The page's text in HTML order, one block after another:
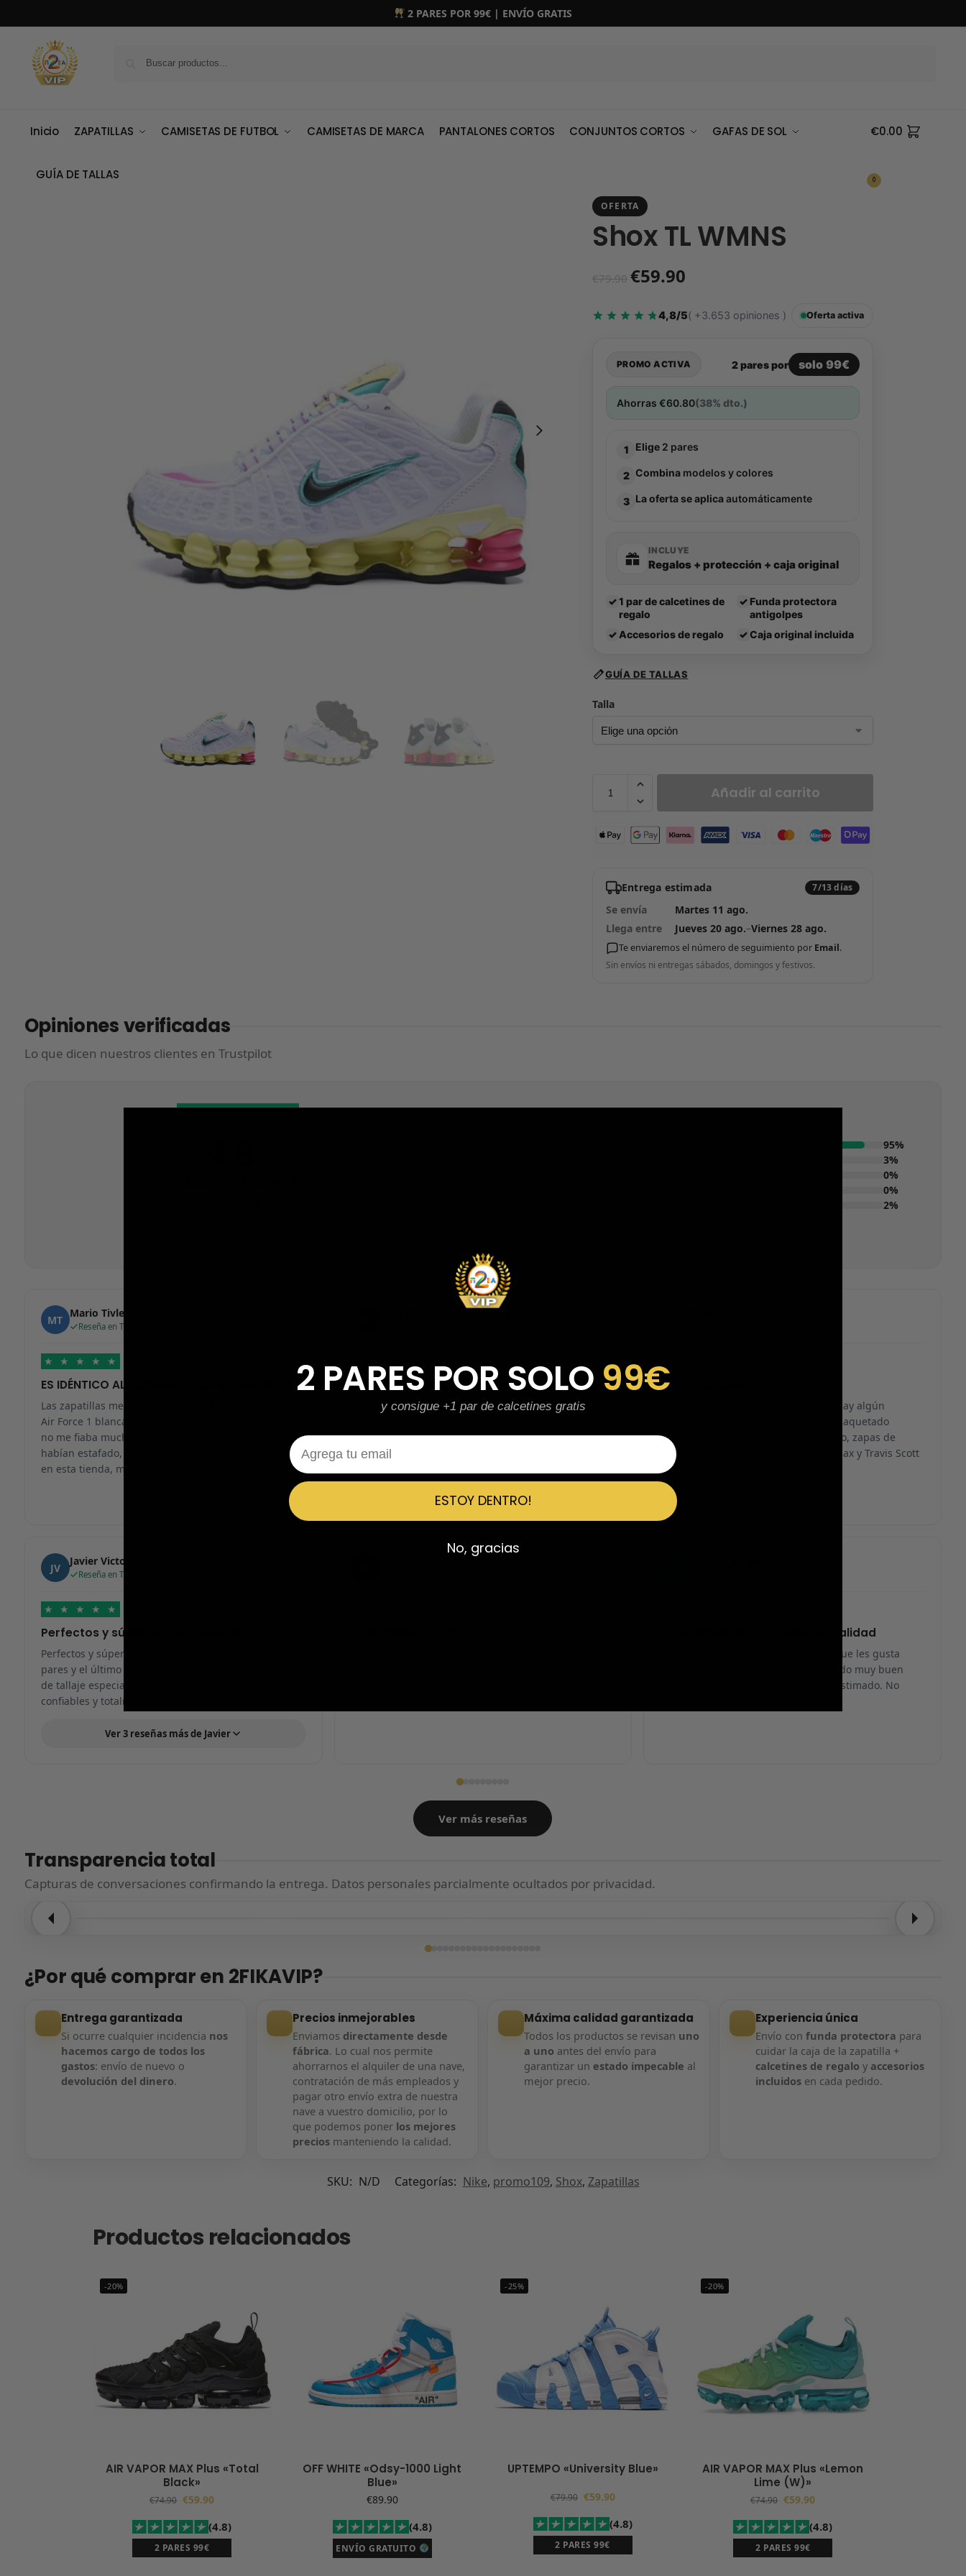
2 PARES POR 99€ | ENVÍO GRATIS
Inicio ZAPATILLAS CAMISETAS DE FUTBOL CAMISETAS DE MARCA PANTALONES CORTOS CONJUNTOS CORTOS GAFAS DE SOL
GUÍA DE TALLAS
€0.00
0
OFERTA
Shox TL WMNS
€79.90 €59.90
4,8/5( +3.653 opiniones ) Oferta activa
PROMO ACTIVA 2 pares por solo 99€
Ahorras€60.80(38% dto.)
1 Elige 2 pares
2 Combina modelos y colores
3 La oferta se aplicaautomáticamente
INCLUYE
Regalos + protección + caja original
✓1 par de calcetines de
regalo
✓ Funda protectora
antigolpes
✓ Accesorios de regalo ✓ Caja original incluida
GUÍA DE TALLAS
Talla
Añadir al carrito
Entrega estimada 7/13 días
Se envía
Martes 11 ago.
Llega entre
Jueves 20 ago.–Viernes 28 ago.
Te enviaremos el número de seguimiento por Email.
Sin envíos ni entregas sábados, domingos y festivos.
Opiniones verificadas
Lo que dicen nuestros clientes en Trustpilot
95%
3%
0%
0%
2%
MT Mario Tivlea
Reseña en Trustpilot
★ ★ ★ ★ ★
ES IDÉNTICO AL ORIGINAL, RECOMENDABLE
Las zapatillas me han llegado en 24h, me pedí unas
Air Force 1 blancas y han llegado genial. Al principio
no me fiaba mucho ya que en muchos sitios me
habían estafado, pero a partir de ahora solo compraré
en esta tienda, muchas gracias.
Aura Rodríguez Rodríguez
Al principio tenía miedo de la página…
Al principio tenía miedo de la página por si era una
todo ha sido increíble. Me he comprado 2 pares y no
sabría decir cuál tiene mejor calidad, parecen de
perfecto y con el detalle de los calcetines
contentísima. Sin duda volvería a comprar.
ESPECTACULARES
Total control del pedido, te avisan si hay algún
problema con el modelo elegido, empaquetado
perfecto con caja original y embolsado, zapas de
altísima calidad y acabados top. Air Max y Travis Scott
espectaculares. Recomendable 100%.
JV Javier Victorio
Reseña en Trustpilot
★ ★ ★ ★ ★
Perfectos y súper serios y atentos
Perfectos y súper serios y atentos. He comprado 5
pares y el último que acaba de llegar, unas Uptempo
de tallaje especial pagadas por adelantado. Súper
confiables y totalmente recomendables.
Ver 3 reseñas más de Javier
Lo recomiendo 100% máxima calidad
Es una página fiable… no soy de las que les gusta
pagar antes de recibir, pero he recibido muy buen
trato y me han llegado en el tiempo estimado. No
Ver más reseñas
Transparencia total
Capturas de conversaciones confirmando la entrega. Datos personales parcialmente ocultados por privacidad.
¿Por qué comprar en 2FIKAVIP?
Entrega garantizada
Si ocurre cualquier incidencia nos
hacemos cargo de todos los
gastos: envío de nuevo o
devolución del dinero.
Precios inmejorables
Enviamos directamente desde
fábrica. Lo cual nos permite
ahorrarnos el alquiler de una nave,
contratación de más empleados y
pagar otro envío extra de nuestra
nave a vuestro domicilio, por lo
que podemos poner los mejores
preciosmanteniendo la calidad.
Máxima calidad garantizada
Todos los productos se revisan uno
a uno antes del envío para
garantizar un estado impecable al
mejor precio.
Experiencia única
Envío confunda protectora para
cuidar la caja de la zapatilla +
calcetines de regalo y accesorios
incluidos en cada pedido.
SKU: N/D Categorías: Nike, promo109, Shox, Zapatillas
Productos relacionados
-20%
AIR VAPOR MAX Plus «Total
Black»
€74.90 €59.90
(4.8)
2 PARES 99€
OFF WHITE «Odsy-1000 Light
Blue»
€89.90
(4.8)
ENVÍO GRATUITO
-25%
UPTEMPO «University Blue»
€79.90 €59.90
(4.8)
2 PARES 99€
-20%
AIR VAPOR MAX Plus «Lemon
Lime (W)»
€74.90 €59.90
(4.8)
2 PARES 99€
2 PARES POR SOLO 99€
y consigue +1 par de calcetines gratis
Email
ESTOY DENTRO!
No, gracias